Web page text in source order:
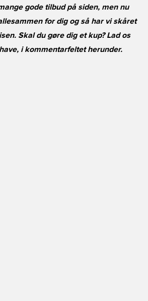
gode tilbud på siden, men nu
for dig og så har vi skåret
Skal du gøre dig et kup? Lad os
i kommentarfeltet herunder.